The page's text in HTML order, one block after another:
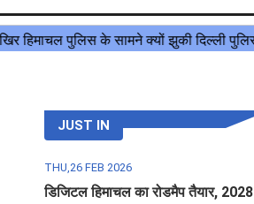
JUST IN
THU,26 FEB 2026
डिजिटल हिमाचल का रोडमैप तैयार, 2028